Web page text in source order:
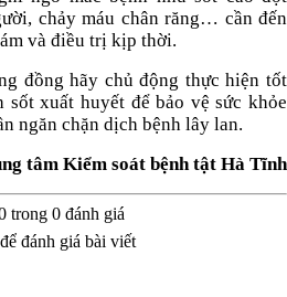
chảy máu chân răng… cần đến
và điều trị kịp thời.
đồng hãy chủ động thực hiện tốt
sốt xuất huyết để bảo vệ sức khỏe
ngăn chặn dịch bệnh lây lan.
tâm Kiểm soát bệnh tật Hà Tĩnh
trong 0 đánh giá
đánh giá bài viết